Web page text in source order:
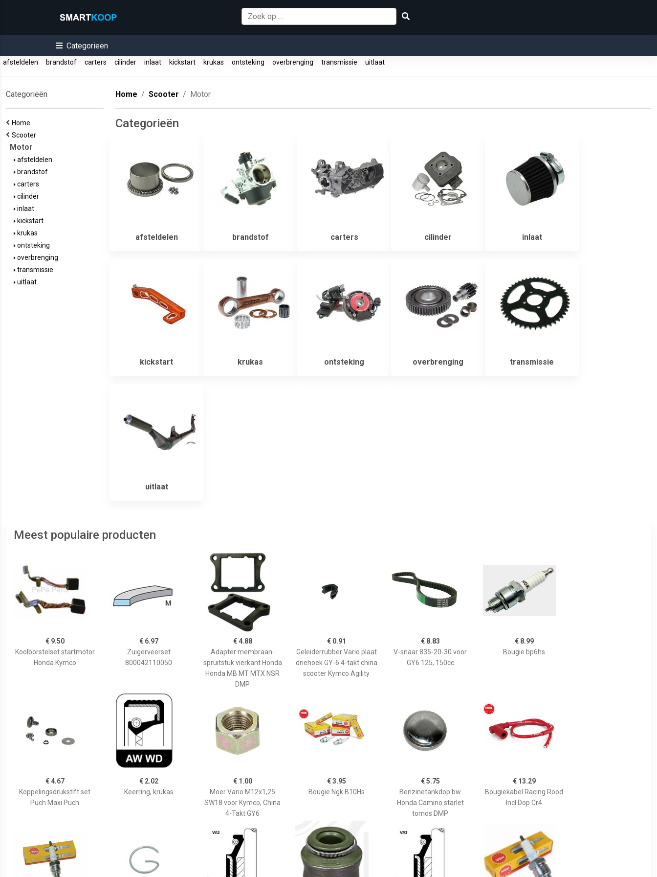
Categorieën
afsteldelen brandstof carters cilinder inlaat kickstart krukas ontsteking overbrenging transmissie uitlaat
Categorieën
Home
Scooter
Motor
afsteldelen
brandstof
carters
cilinder
inlaat
kickstart
krukas
ontsteking
overbrenging
transmissie
uitlaat
Home Scooter Motor
Categorieën
afsteldelen brandstof carters cilinder inlaat
kickstart krukas ontsteking overbrenging transmissie
uitlaat
Meest populaire producten
€ 9.50
Koolborstelset startmotor
Honda Kymco
€ 6.97
Zuigerveerset
800042110050
€ 4.88
Adapter membraan-
spruitstuk vierkant Honda
Honda MB MT MTX NSR
DMP
€ 0.91
Geleiderrubber Vario plaat
driehoek GY-6 4-takt china
scooter Kymco Agility
€ 8.83
V-snaar 835-20-30 voor
GY6 125, 150cc
€ 8.99
Bougie bp6hs
€ 4.67
Koppelingsdrukstift set
Puch Maxi Puch
€ 2.02
Keerring, krukas
€ 1.00
Moer Vario M12x1,25
SW18 voor Kymco, China
4-Takt GY6
€ 3.95
Bougie Ngk B10Hs
€ 5.75
Benzinetankdop bw
Honda Camino starlet
tomos DMP
€ 13.29
Bougiekabel Racing Rood
Incl Dop Cr4